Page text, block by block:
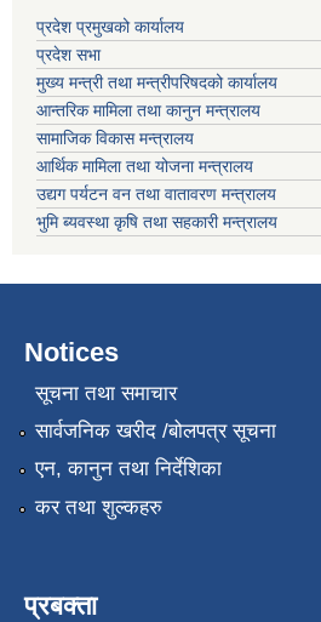
प्रदेश प्रमुखको कार्यालय
प्रदेश सभा
मुख्य मन्त्री तथा मन्त्रीपरिषदको कार्यालय
आन्तरिक मामिला तथा कानुन मन्त्रालय
सामाजिक विकास मन्त्रालय
आर्थिक मामिला तथा योजना मन्त्रालय
उद्यग पर्यटन वन तथा वातावरण मन्त्रालय
भुमि ब्यवस्था कृषि तथा सहकारी मन्त्रालय
Notices
सूचना तथा समाचार
सार्वजनिक खरीद /बोलपत्र सूचना
एन, कानुन तथा निर्देशिका
कर तथा शुल्कहरु
प्रबक्ता